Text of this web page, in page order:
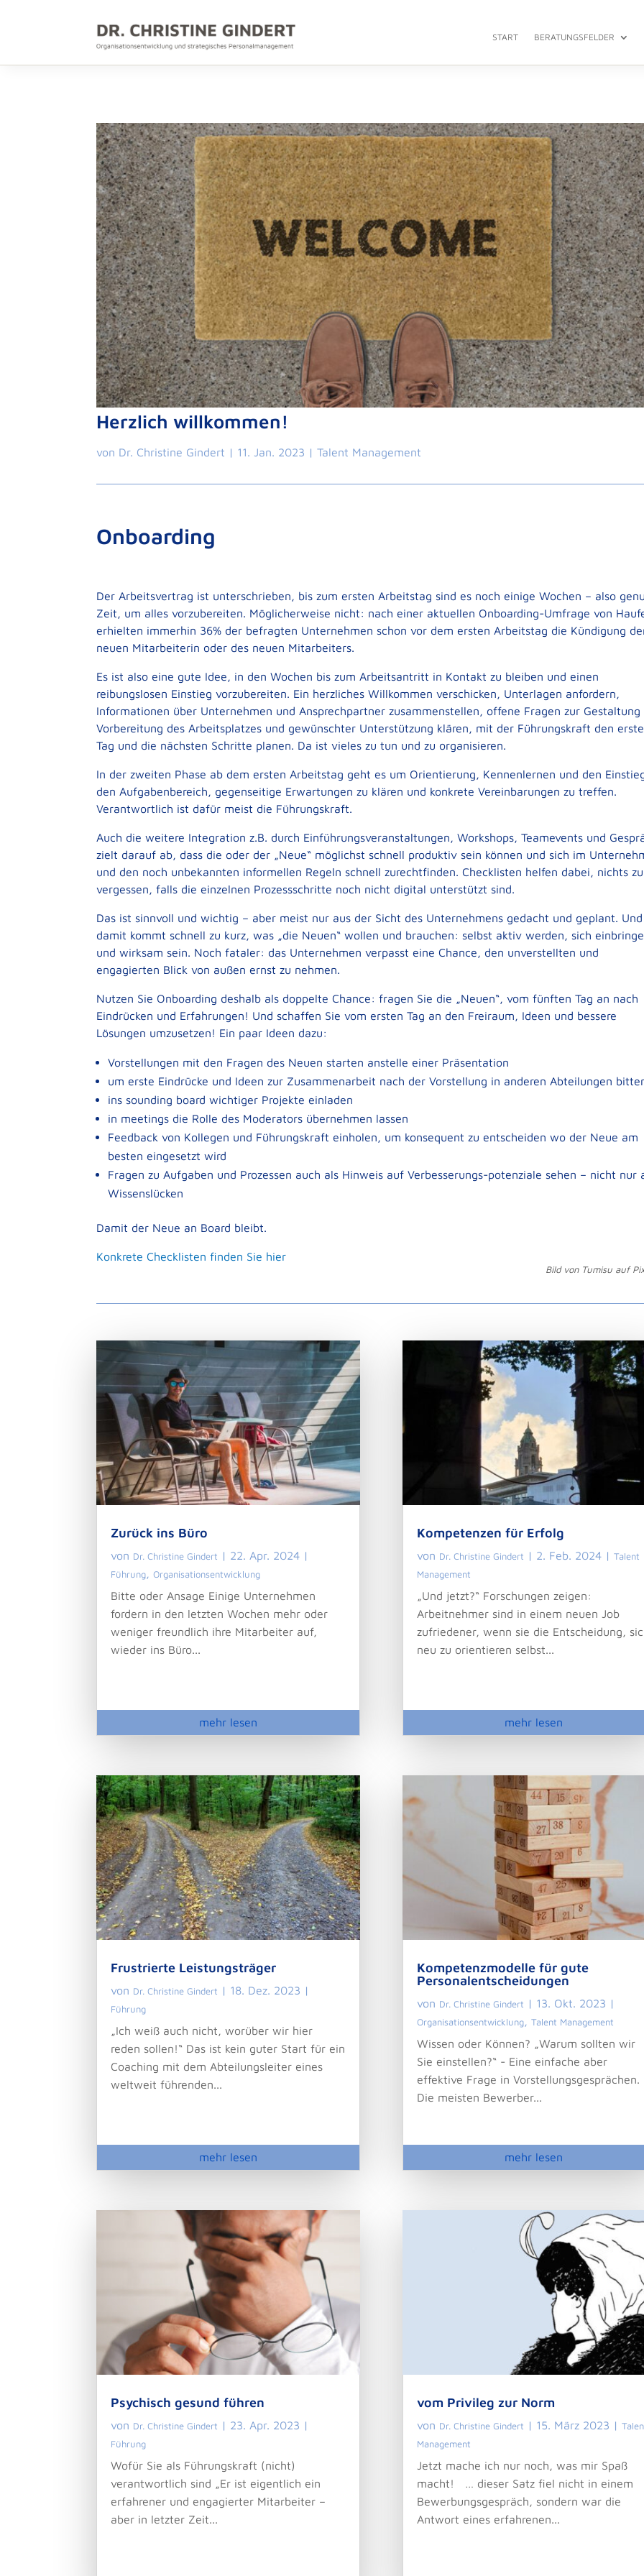
START BERATUNGSFELDER
Herzlich willkommen!
von Dr. Christine Gindert | 11. Jan. 2023 |Talent Management
Onboarding
Der Arbeitsvertrag ist unterschrieben, bis zum ersten Arbeitstag sind es noch einige Wochen – also
Zeit, um alles vorzubereiten. Möglicherweise nicht: nach einer aktuellen Onboarding-Umfrage von
erhielten immerhin 36% der befragten Unternehmen schon vor dem ersten Arbeitstag die Kündigung
neuen Mitarbeiterin oder des neuen Mitarbeiters.
Es ist also eine gute Idee, in den Wochen bis zum Arbeitsantritt in Kontakt zu bleiben und einen
reibungslosen Einstieg vorzubereiten. Ein herzliches Willkommen verschicken, Unterlagen anfordern,
Informationen über Unternehmen und Ansprechpartner zusammenstellen, offene Fragen zur Gestaltung
Vorbereitung des Arbeitsplatzes und gewünschter Unterstützung klären, mit der Führungskraft den
Tag und die nächsten Schritte planen. Da ist vieles zu tun und zu organisieren.
In der zweiten Phase ab dem ersten Arbeitstag geht es um Orientierung, Kennenlernen und den
den Aufgabenbereich, gegenseitige Erwartungen zu klären und konkrete Vereinbarungen zu treffen.
Verantwortlich ist dafür meist die Führungskraft.
Auch die weitere Integration z.B. durch Einführungsveranstaltungen, Workshops, Teamevents und
zielt darauf ab, dass die oder der „Neue“ möglichst schnell produktiv sein können und sich im
und den noch unbekannten informellen Regeln schnell zurechtfinden. Checklisten helfen dabei, nichts zu
vergessen, falls die einzelnen Prozessschritte noch nicht digital unterstützt sind.
Das ist sinnvoll und wichtig – aber meist nur aus der Sicht des Unternehmens gedacht und geplant. Und
damit kommt schnell zu kurz, was „die Neuen“ wollen und brauchen: selbst aktiv werden, sich
und wirksam sein. Noch fataler: das Unternehmen verpasst eine Chance, den unverstellten und
engagierten Blick von außen ernst zu nehmen.
Nutzen Sie Onboarding deshalb als doppelte Chance: fragen Sie die „Neuen“, vom fünften Tag an nach
Eindrücken und Erfahrungen! Und schaffen Sie vom ersten Tag an den Freiraum, Ideen und bessere
Lösungen umzusetzen! Ein paar Ideen dazu:
Vorstellungen mit den Fragen des Neuen starten anstelle einer Präsentation
um erste Eindrücke und Ideen zur Zusammenarbeit nach der Vorstellung in anderen Abteilungen
ins sounding board wichtiger Projekte einladen
in meetings die Rolle des Moderators übernehmen lassen
Feedback von Kollegen und Führungskraft einholen, um konsequent zu entscheiden wo der Neue am
besten eingesetzt wird
Fragen zu Aufgaben und Prozessen auch als Hinweis auf Verbesserungs-potenziale sehen – nicht nur
Wissenslücken
Damit der Neue an Board bleibt.
Konkrete Checklisten finden Sie hier
Bild von Tumisu auf
Zurück ins Büro
von Dr. Christine Gindert | 22. Apr. 2024 |
Führung,Organisationsentwicklung
Bitte oder Ansage Einige Unternehmen
fordern in den letzten Wochen mehr oder
weniger freundlich ihre Mitarbeiter auf,
wieder ins Büro...
mehr lesen
Frustrierte Leistungsträger
von Dr. Christine Gindert | 18. Dez. 2023 |
Führung
„Ich weiß auch nicht, worüber wir hier
reden sollen!“ Das ist kein guter Start für ein
Coaching mit dem Abteilungsleiter eines
weltweit führenden...
mehr lesen
Psychisch gesund führen
von Dr. Christine Gindert | 23. Apr. 2023 |
Führung
Wofür Sie als Führungskraft (nicht)
verantwortlich sind „Er ist eigentlich ein
erfahrener und engagierter Mitarbeiter –
aber in letzter Zeit...
Kompetenzen für Erfolg
von Dr. Christine Gindert | 2. Feb. 2024| Talent
Management
„Und jetzt?“ Forschungen zeigen:
Arbeitnehmer sind in einem neuen Job
zufriedener, wenn sie die Entscheidung,
neu zu orientieren selbst...
mehr lesen
Kompetenzmodelle für gute
Personalentscheidungen
von Dr. Christine Gindert | 13. Okt. 2023 |
Organisationsentwicklung, Talent Management
Wissen oder Können? „Warum sollten wir
Sie einstellen?“ - Eine einfache aber
effektive Frage in Vorstellungsgesprächen.
Die meisten Bewerber...
mehr lesen
vom Privileg zur Norm
von Dr. Christine Gindert | 15. März 2023 |
Management
Jetzt mache ich nur noch, was mir Spaß
macht! … dieser Satz fiel nicht in einem
Bewerbungsgespräch, sondern war die
Antwort eines erfahrenen...